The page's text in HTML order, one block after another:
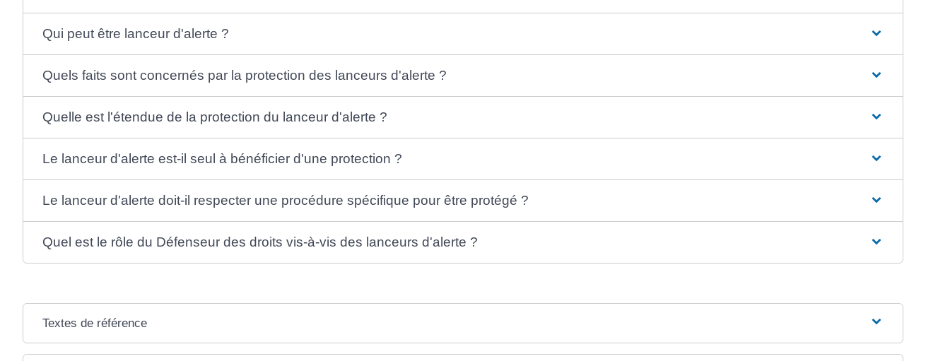
Qui peut être lanceur d'alerte ?
Quels faits sont concernés par la protection des lanceurs d'alerte ?
Quelle est l'étendue de la protection du lanceur d'alerte ?
Le lanceur d'alerte est-il seul à bénéficier d'une protection ?
Le lanceur d'alerte doit-il respecter une procédure spécifique pour être protégé ?
Quel est le rôle du Défenseur des droits vis-à-vis des lanceurs d'alerte ?
Textes de référence